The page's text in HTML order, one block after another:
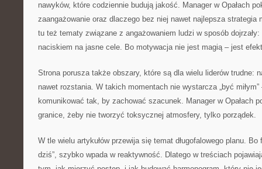
nawyków, które codziennie budują jakość. Manager w Opałach
zaangażowanie oraz dlaczego bez niej nawet najlepsza strategia
tu też tematy związane z angażowaniem ludzi w sposób
naciskiem na jasne cele. Bo motywacja nie jest magią – jest
Strona porusza także obszary, które są dla wielu liderów trudne:
nawet rozstania. W takich momentach nie wystarcza „być
komunikować tak, by zachować szacunek. Manager w Opałach
granice, żeby nie tworzyć toksycznej atmosfery, tylko porządek.
W tle wielu artykułów przewija się temat długofalowego planu.
dziś”, szybko wpada w reaktywność. Dlatego w treściach